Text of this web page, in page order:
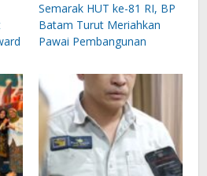
Semarak HUT ke-81 RI, BP
Batam Turut Meriahkan
Pawai Pembangunan